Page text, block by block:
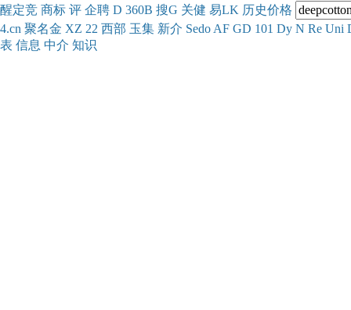
醒定竞 商标 评 企聘 D 360B 搜G 关健 易LK 历史价格
4.cn 聚名金 XZ 22 西部 玉集 新介 Sedo AF GD 101 Dy N Re Uni
表 信息 中介 知识